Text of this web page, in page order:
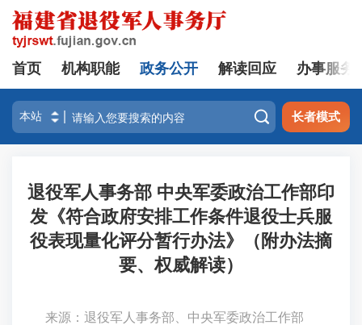
首页 机构职能 政务公开 解读回应 办事服务
 长者模式
退役军人事务部 中央军委政治工作部印
发《符合政府安排工作条件退役士兵服
役表现量化评分暂行办法》（附办法摘
要、权威解读）
来源：退役军人事务部、中央军委政治工作部